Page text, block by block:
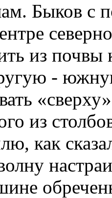
Быков с
из почвы
-
из
как